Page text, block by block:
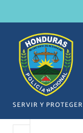
a
SERVIR Y PROTEGER